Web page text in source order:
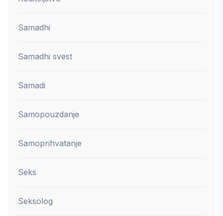
Samadhi
Samadhi svest
Samadi
Samopouzdanje
Samoprihvatanje
Seks
Seksolog